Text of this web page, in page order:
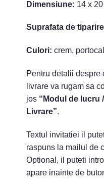
Dimensiune: 14 x
Suprafata de
Culori: crem,
Pentru detalii despre
livrare va rugam sa
jos “Modul de lucru
Livrare”.
Textul invitatiei il
raspuns la mailul de
Optional, il puteti
apare inainte de